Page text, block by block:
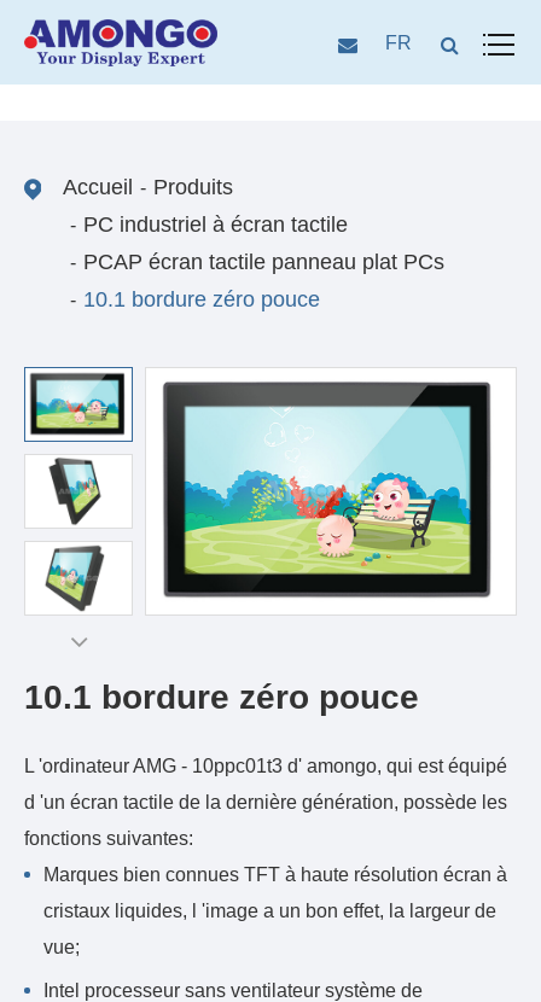
FR
Accueil
Produits
PC industriel à écran tactile
PCAP écran tactile panneau plat PCs
10.1 bordure zéro pouce
10.1 bordure zéro pouce
L 'ordinateur AMG - 10ppc01t3 d' amongo, qui est équipé
d 'un écran tactile de la dernière génération, possède les
fonctions suivantes:
Marques bien connues TFT à haute résolution écran à
cristaux liquides, l 'image a un bon effet, la largeur de
vue;
Intel processeur sans ventilateur système de